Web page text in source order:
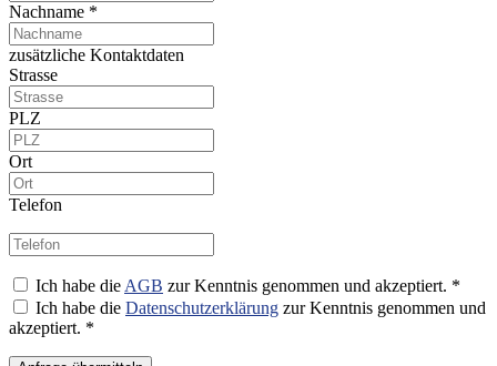
Nachname *
zusätzliche Kontaktdaten
Strasse
PLZ
Ort
Telefon
Ich habe die AGB zur Kenntnis genommen und akzeptiert. *
Ich habe die Datenschutzerklärung zur Kenntnis genommen und
akzeptiert. *